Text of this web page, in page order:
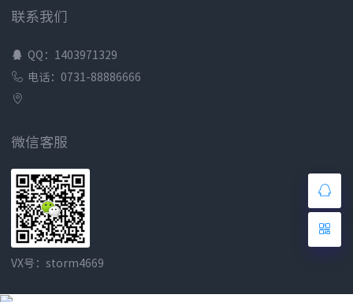
联系我们
QQ：1403971329
电话：0731-88886666
微信客服
VX号：storm4669